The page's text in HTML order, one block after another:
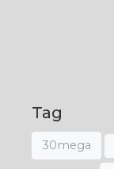
Tag
30mega